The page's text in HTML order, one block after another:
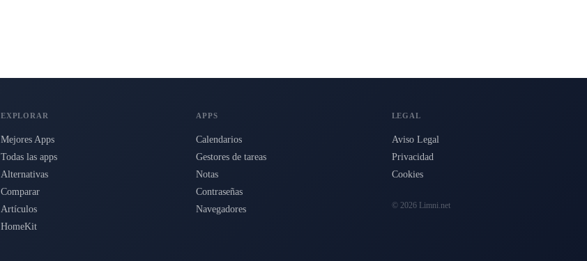
EXPLORAR
Mejores Apps
Todas las apps
Alternativas
Comparar
Artículos
HomeKit
APPS
Calendarios
Gestores de tareas
Notas
Contraseñas
Navegadores
LEGAL
Aviso Legal
Privacidad
Cookies
© 2026 Limni.net